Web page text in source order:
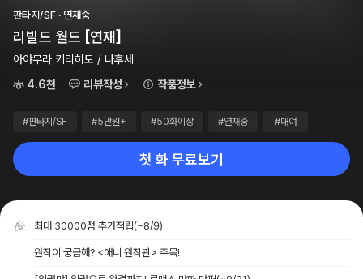
판타지/SF · 연재중
리빌드 월드 [연재]
아야무라 키리히토 / 나후세
4.6천
리뷰작성 작품정보
#판타지/SF #5만원+ #50화이상 #연재중 #대여
첫 화 무료보기
최대 30000점 추가적립(~8/9)
원작이 궁금해? <애니 원작관> 주목!